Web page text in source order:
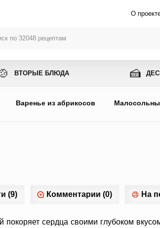
О
ВТОРЫЕ БЛЮДА 🍰
Варенье из абрикосов
(9) Комментарии (0) На
сердца своими глубоком